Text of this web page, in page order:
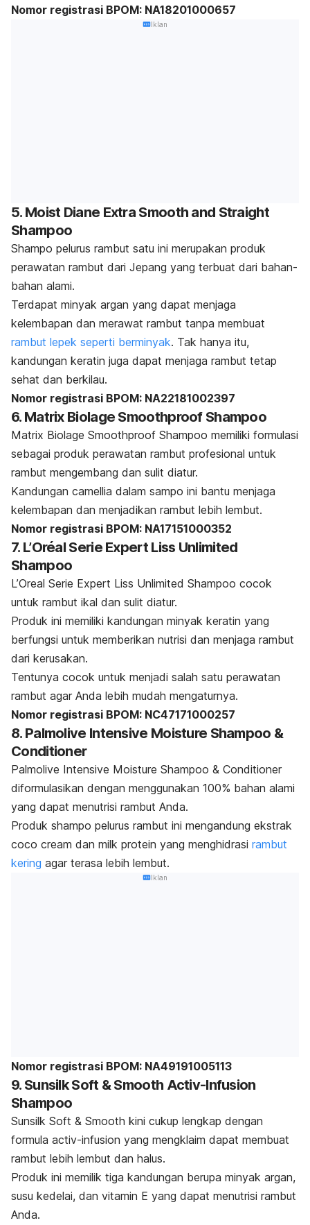
Nomor registrasi BPOM: NA18201000657
Iklan
5. Moist Diane Extra Smooth and Straight
Shampoo
Shampo pelurus rambut satu ini merupakan produk
perawatan rambut dari Jepang yang terbuat dari bahan-
bahan alami.
Terdapat minyak argan yang dapat menjaga
kelembapan dan merawat rambut tanpa membuat
rambut lepek seperti berminyak. Tak hanya itu,
kandungan keratin juga dapat menjaga rambut tetap
sehat dan berkilau.
Nomor registrasi BPOM: NA22181002397
6. Matrix Biolage Smoothproof Shampoo
Matrix Biolage Smoothproof Shampoo memiliki formulasi
sebagai produk perawatan rambut profesional untuk
rambut mengembang dan sulit diatur.
Kandungan camellia dalam sampo ini bantu menjaga
kelembapan dan menjadikan rambut lebih lembut.
Nomor registrasi BPOM: NA17151000352
7. L’Oréal Serie Expert Liss Unlimited
Shampoo
L’Oreal Serie Expert Liss Unlimited Shampoo cocok
untuk rambut ikal dan sulit diatur.
Produk ini memiliki kandungan minyak keratin yang
berfungsi untuk memberikan nutrisi dan menjaga rambut
dari kerusakan.
Tentunya cocok untuk menjadi salah satu perawatan
rambut agar Anda lebih mudah mengaturnya.
Nomor registrasi BPOM: NC47171000257
8. Palmolive Intensive Moisture Shampoo &
Conditioner
Palmolive Intensive Moisture Shampoo & Conditioner
diformulasikan dengan menggunakan 100% bahan alami
yang dapat menutrisi rambut Anda.
Produk shampo pelurus rambut ini mengandung ekstrak
coco cream dan milk protein yang menghidrasi rambut
kering agar terasa lebih lembut.
Iklan
Nomor registrasi BPOM: NA49191005113
9. Sunsilk Soft & Smooth Activ-Infusion
Shampoo
Sunsilk Soft & Smooth kini cukup lengkap dengan
formula activ-infusion yang mengklaim dapat membuat
rambut lebih lembut dan halus.
Produk ini memilik tiga kandungan berupa minyak argan,
susu kedelai, dan vitamin E yang dapat menutrisi rambut
Anda.